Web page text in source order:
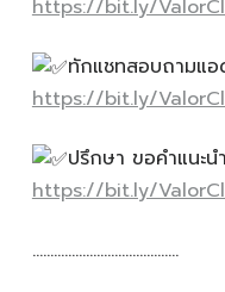
https://bit.ly/
ทักแชทสอบถามแ
https://bit.ly/
ปรึกษา ขอคำแนะ
https://bit.ly/
…………………………………..